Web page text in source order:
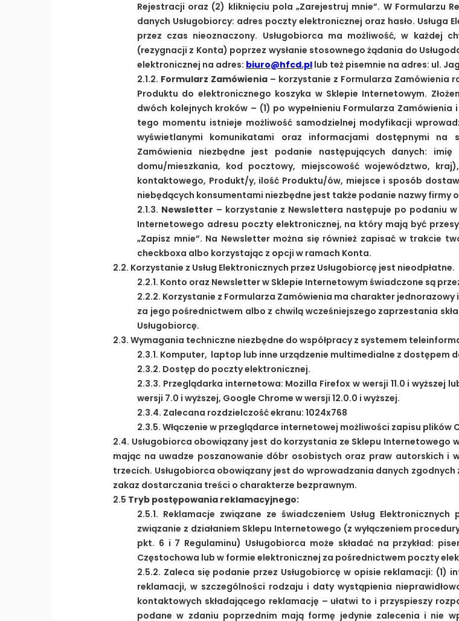
Rejestracji oraz (2) kliknięciu pola „Zarejestruj mnie”. W Formularzu
danych Usługobiorcy: adres poczty elektronicznej oraz hasło. Usługa
przez czas nieoznaczony. Usługobiorca ma możliwość, w każdej
(rezygnacji z Konta) poprzez wysłanie stosownego żądania do
elektronicznej na adres: biuro@hfcd.pl lub też pisemnie na adres: ul.
2.1.2. Formularz Zamówienia – korzystanie z Formularza Zamówienia
Produktu do elektronicznego koszyka w Sklepie Internetowym.
dwóch kolejnych kroków – (1) po wypełnieniu Formularza
tego momentu istnieje możliwość samodzielnej modyfikacji
wyświetlanymi komunikatami oraz informacjami dostępnymi na
Zamówienia niezbędne jest podanie następujących danych:
domu/mieszkania, kod pocztowy, miejscowość województwo,
kontaktowego, Produkt/y, ilość Produktu/ów, miejsce i sposób
niebędących konsumentami niezbędne jest także podanie nazwy firmy
2.1.3. Newsletter – korzystanie z Newslettera następuje po podaniu
Internetowego adresu poczty elektronicznej, na który mają być
„Zapisz mnie”. Na Newsletter można się również zapisać w trakcie
checkboxa albo korzystając z opcji w ramach Konta.
2.2. Korzystanie z Usług Elektronicznych przez Usługobiorcę jest nieodpłatne.
2.2.1. Konto oraz Newsletter w Sklepie Internetowym świadczone są
2.2.2. Korzystanie z Formularza Zamówienia ma charakter jednorazowy
za jego pośrednictwem albo z chwilą wcześniejszego zaprzestania
Usługobiorcę.
2.3. Wymagania techniczne niezbędne do współpracy z systemem
2.3.1. Komputer, laptop lub inne urządzenie multimedialne z dostępem
2.3.2. Dostęp do poczty elektronicznej.
2.3.3. Przeglądarka internetowa: Mozilla Firefox w wersji 11.0 i wyższej
wersji 7.0 i wyższej, Google Chrome w wersji 12.0.0 i wyższej.
2.3.4. Zalecana rozdzielczość ekranu: 1024x768
2.3.5. Włączenie w przeglądarce internetowej możliwości zapisu plików
2.4. Usługobiorca obowiązany jest do korzystania ze Sklepu
mając na uwadze poszanowanie dóbr osobistych oraz praw autorskich i
trzecich. Usługobiorca obowiązany jest do wprowadzania danych
zakaz dostarczania treści o charakterze bezprawnym.
2.5 Tryb postępowania reklamacyjnego:
2.5.1. Reklamacje związane ze świadczeniem Usług
związanie z działaniem Sklepu Internetowego (z wyłączeniem
pkt. 6 i 7 Regulaminu) Usługobiorca może składać na przykład:
Częstochowa lub w formie elektronicznej za pośrednictwem poczty
2.5.2. Zaleca się podanie przez Usługobiorcę w opisie reklamacji:
reklamacji, w szczególności rodzaju i daty wystąpienia
kontaktowych składającego reklamację – ułatwi to i przyspieszy
podane w zdaniu poprzednim mają formę jedynie zalecenia i nie